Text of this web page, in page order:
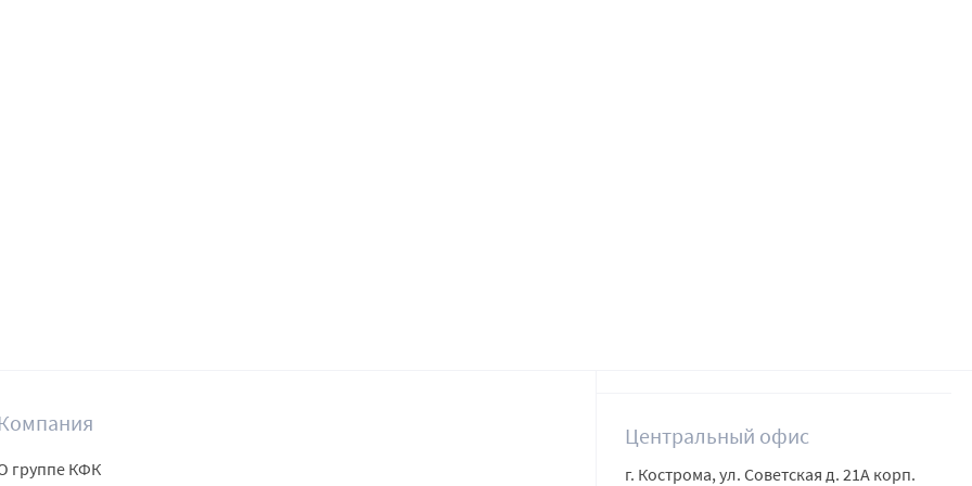
группе КФК
Центральный офис
г. Кострома, ул. Советская д. 21А корп.